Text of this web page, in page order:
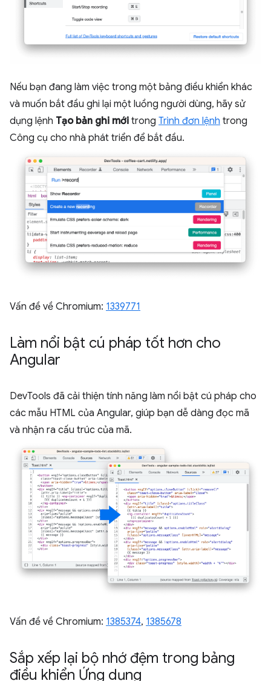
Nếu bạn đang làm việc trong một bảng điều khiển khác
và muốn bắt đầu ghi lại một luồng người dùng, hãy sử
dụng lệnh Tạo bản ghi mới trong Trình đơn lệnh trong
Công cụ cho nhà phát triển để bắt đầu.
Vấn đề về Chromium: 1339771
Làm nổi bật cú pháp tốt hơn cho
Angular
DevTools đã cải thiện tính năng làm nổi bật cú pháp cho
các mẫu HTML của Angular, giúp bạn dễ dàng đọc mã
và nhận ra cấu trúc của mã.
Vấn đề về Chromium: 1385374, 1385678
Sắp xếp lại bộ nhớ đệm trong bảng
điều khiển Ứng dụng